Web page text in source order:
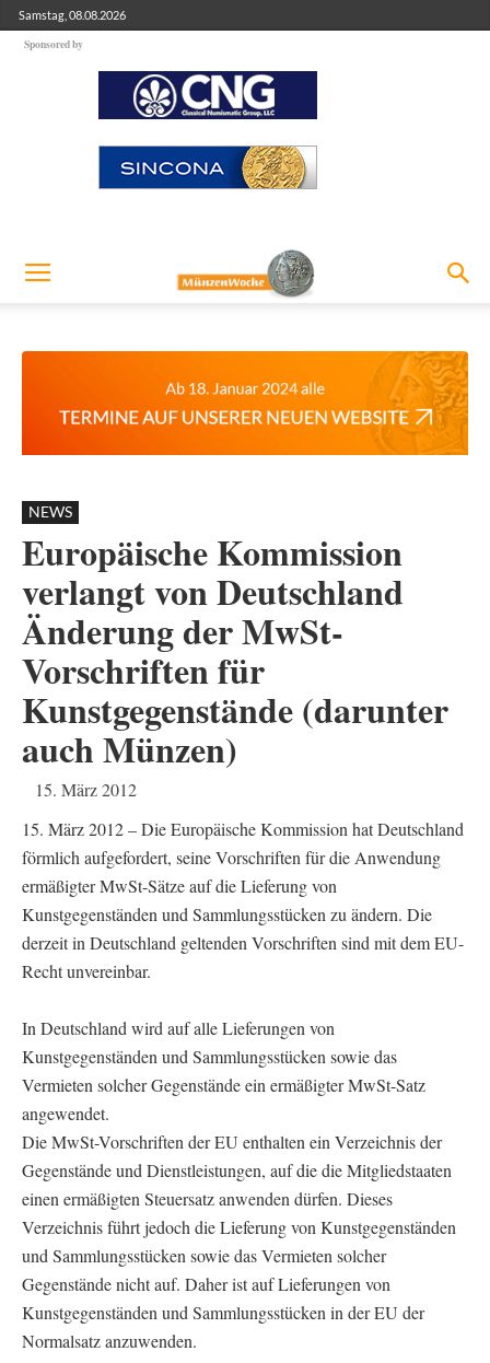
Samstag, 08.08.2026
Sponsored by
NEWS
Europäische Kommission
verlangt von Deutschland
Änderung der MwSt-
Vorschriften für
Kunstgegenstände (darunter
auch Münzen)
15. März 2012
15. März 2012 – Die Europäische Kommission hat Deutschland
förmlich aufgefordert, seine Vorschriften für die Anwendung
ermäßigter MwSt-Sätze auf die Lieferung von
Kunstgegenständen und Sammlungsstücken zu ändern. Die
derzeit in Deutschland geltenden Vorschriften sind mit dem EU-
Recht unvereinbar.
In Deutschland wird auf alle Lieferungen von
Kunstgegenständen und Sammlungsstücken sowie das
Vermieten solcher Gegenstände ein ermäßigter MwSt-Satz
angewendet.
Die MwSt-Vorschriften der EU enthalten ein Verzeichnis der
Gegenstände und Dienstleistungen, auf die die Mitgliedstaaten
einen ermäßigten Steuersatz anwenden dürfen. Dieses
Verzeichnis führt jedoch die Lieferung von Kunstgegenständen
und Sammlungsstücken sowie das Vermieten solcher
Gegenstände nicht auf. Daher ist auf Lieferungen von
Kunstgegenständen und Sammlungsstücken in der EU der
Normalsatz anzuwenden.